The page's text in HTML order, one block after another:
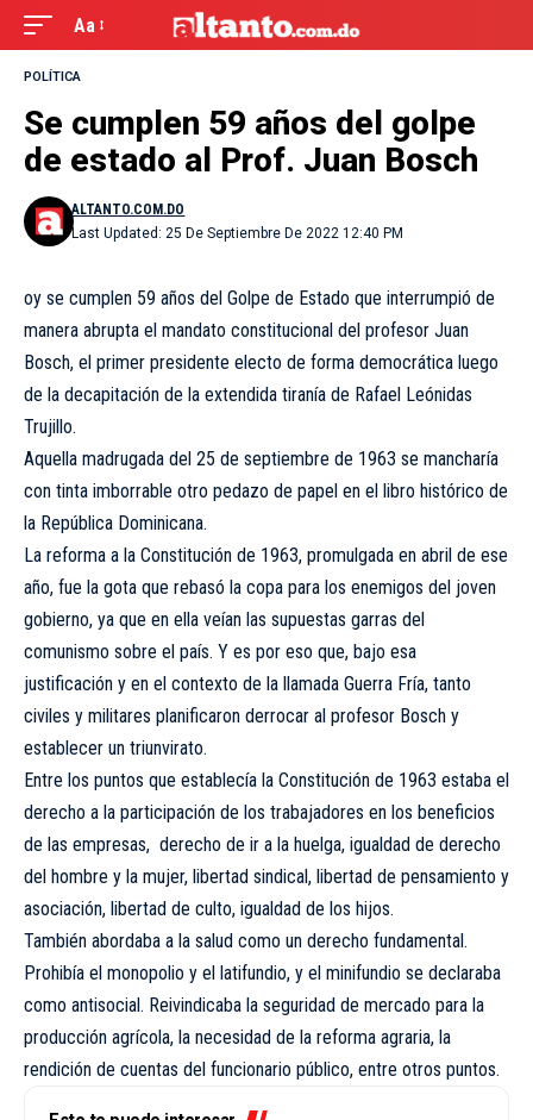
Aa
POLÍTICA
Se cumplen 59 años del golpe
de estado al Prof. Juan Bosch
Last Updated: 25 De Septiembre De 2022 12:40 PM
ALTANTO.COM.DO
oy se cumplen 59 años del Golpe de Estado que interrumpió de
manera abrupta el mandato constitucional del profesor Juan
Bosch, el primer presidente electo de forma democrática luego
de la decapitación de la extendida tiranía de Rafael Leónidas
Trujillo.
Aquella madrugada del 25 de septiembre de 1963 se mancharía
con tinta imborrable otro pedazo de papel en el libro histórico de
la República Dominicana.
La reforma a la Constitución de 1963, promulgada en abril de ese
año, fue la gota que rebasó la copa para los enemigos del joven
gobierno, ya que en ella veían las supuestas garras del
comunismo sobre el país. Y es por eso que, bajo esa
justificación y en el contexto de la llamada Guerra Fría, tanto
civiles y militares planificaron derrocar al profesor Bosch y
establecer un triunvirato.
Entre los puntos que establecía la Constitución de 1963 estaba el
derecho a la participación de los trabajadores en los beneficios
de las empresas, derecho de ir a la huelga, igualdad de derecho
del hombre y la mujer, libertad sindical, libertad de pensamiento y
asociación, libertad de culto, igualdad de los hijos.
También abordaba a la salud como un derecho fundamental.
Prohibía el monopolio y el latifundio, y el minifundio se declaraba
como antisocial. Reivindicaba la seguridad de mercado para la
producción agrícola, la necesidad de la reforma agraria, la
rendición de cuentas del funcionario público, entre otros puntos.